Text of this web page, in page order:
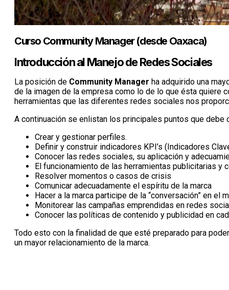
Curso Community Manager (desde Oaxaca)
Introducción al Manejo de Redes Sociales
La posición de Community Manager ha adquirido una
de la imagen de la empresa como lo de lo que ésta quiere
herramientas que las diferentes redes sociales nos
A continuación se enlistan los principales puntos que debe
Crear y gestionar perfiles.
Definir y construir indicadores KPI’s (Indicadores
Conocer las redes sociales, su aplicación y
El funcionamiento de las herramientas publicitarias y
Resolver momentos o casos de crisis
Comunicar adecuadamente el espíritu de la marca
Hacer a la marca participe de la “conversación” en el
Monitorear las campañas emprendidas en redes
Conocer las políticas de contenido y publicidad en
Todo esto con la finalidad de que esté preparado para
un mayor relacionamiento de la marca.